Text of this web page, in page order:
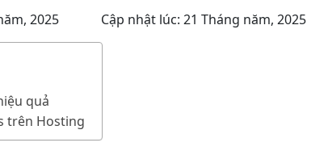
2025 Cập nhật lúc: 21 Tháng năm, 2025
quả
trên Hosting